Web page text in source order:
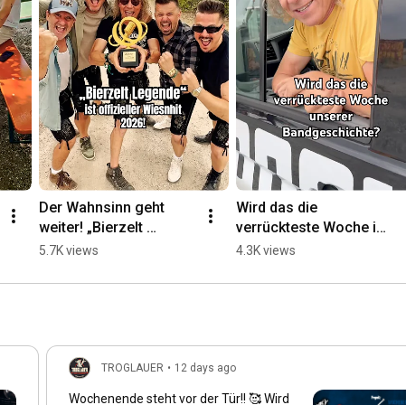
Der Wahnsinn geht
weiter! „Bierzelt
Legende“ ist offizieller
#oktoberfest
5.7K views
Wird das die
verrückteste Woche in
der Geschichte der
4.3K views
TROGLAUER • 12 days ago
Wochenende steht vor der Tür!! 🥰 Wird